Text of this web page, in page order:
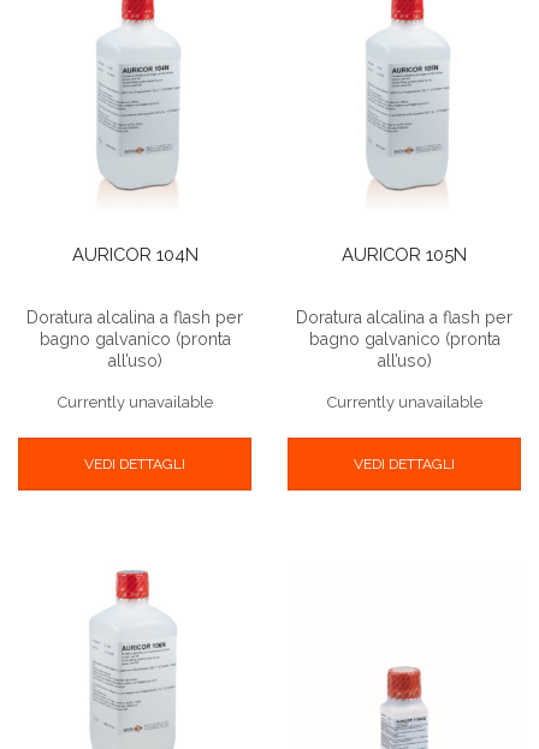
AURICOR 104N
Doratura alcalina a flash per
bagno galvanico (pronta
all’uso)
Currently unavailable
VEDI DETTAGLI
AURICOR 105N
Doratura alcalina a flash per
bagno galvanico (pronta
all’uso)
Currently unavailable
VEDI DETTAGLI